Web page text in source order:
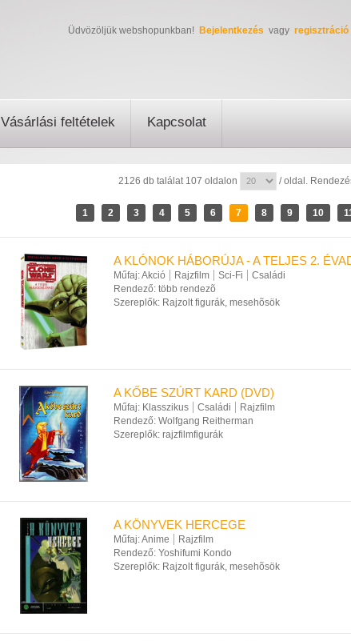
Üdvözöljük webshopunkban! Bejelentkezés vagy regisztráció
Vásárlási feltételek Kapcsolat
2126 db találat 107 oldalon / oldal.
1 2 3 4 5 6 7 8 9 10
A KLÓNOK HÁBORÚJA - A TELJES 2.
Műfaj:Akció Rajzfilm Sci-Fi
Családi
Rendező: több rendezõ
Szereplők: Rajzolt figurák, mesehõsök
A KŐBE SZÚRT KARD (DVD)
Műfaj: Klasszikus Családi
Rajzfilm
Rendező: Wolfgang Reitherman
Szereplők: rajzfilmfigurák
A KÖNYVEK HERCEGE
Műfaj:Anime
Rajzfilm
Rendező: Yoshifumi Kondo
Szereplők: Rajzolt figurák, mesehõsök